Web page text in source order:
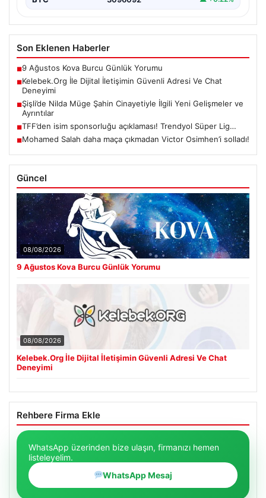
Son Eklenen Haberler
■9 Ağustos Kova Burcu Günlük Yorumu
■Kelebek.Org İle Dijital İletişimin Güvenli Adresi Ve Chat
Deneyimi
■Şişli’de Nilda Müge Şahin Cinayetiyle İlgili Yeni Gelişmeler ve
Ayrıntılar
■TFF’den isim sponsorluğu açıklaması! Trendyol Süper Lig…
■Mohamed Salah daha maça çıkmadan Victor Osimhen’i solladı!
Güncel
08/08/2026
9 Ağustos Kova Burcu Günlük Yorumu
08/08/2026
Kelebek.Org İle Dijital İletişimin Güvenli Adresi Ve Chat
Deneyimi
Rehbere Firma Ekle
WhatsApp üzerinden bize ulaşın, firmanızı hemen
listeleyelim.
WhatsApp Mesaj